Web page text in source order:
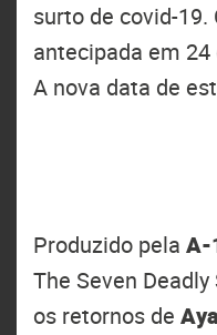
surto de covid-
antecipada em
A nova data de
Produzido pela A-
The Seven
os retornos de